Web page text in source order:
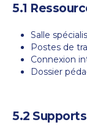
5.1
Salle
Postes de
Connexion
Dossier
5.2 Supports